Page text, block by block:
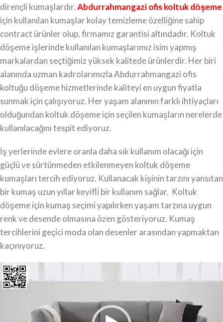
dirençli kumaşlardır.Abdurrahmangazi ofis koltuk döşeme
için kullanılan kumaşlar kolay temizleme özelliğine sahip
contract ürünler olup, firmamız garantisi altındadır. Koltuk
döşeme işlerinde kullanılan kumaşlarımız isim yapmış
markalardan seçtiğimiz yüksek kalitede ürünlerdir. Her biri
alanında uzman kadrolarımızla Abdurrahmangazi ofis
koltuğu döşeme hizmetlerinde kaliteyi en uygun fiyatla
sunmak için çalışıyoruz. Her yaşam alanının farklı ihtiyaçları
olduğundan koltuk döşeme için seçilen kumaşların nerelerde
kullanılacağını tespit ediyoruz.
İş yerlerinde evlere oranla daha sık kullanım olacağı için
güçlü ve sürtünmeden etkilenmeyen koltuk döşeme
kumaşları tercih ediyoruz. Kullanacak kişinin tarzını yansıtan
bir kumaş uzun yıllar keyifli bir kullanım sağlar. Koltuk
döşeme için kumaş seçimi yapılırken yaşam tarzına uygun
renk ve desende olmasına özen gösteriyoruz. Kumaş
tercihlerini geçici moda olan desenler arasından yapmaktan
kaçınıyoruz.
Video
oynatıcı